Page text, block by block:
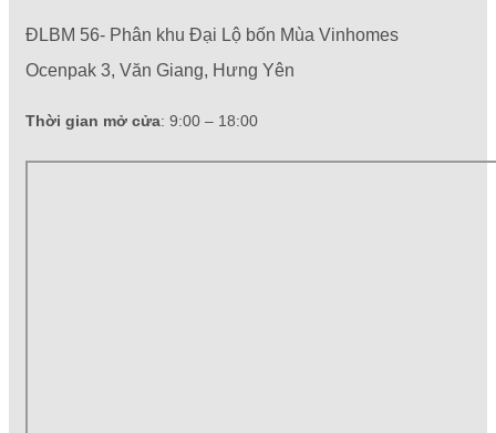
ĐLBM 56- Phân khu Đại Lộ bốn Mùa Vinhomes
Ocenpak 3, Văn Giang, Hưng Yên
Thời gian mở cửa: 9:00 – 18:00